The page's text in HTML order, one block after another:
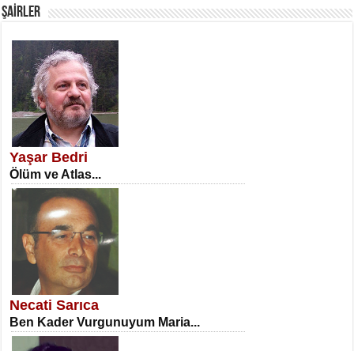
SATILMIŞ ÜMİT ÇETİNKAYA
Erkenlik...
NECLA DİLEK ARSLAN
Öğretmenler Günü Mahkemesi...
ŞAİRLER
Yaşar Bedri
Ölüm ve Atlas...
Necati Sarıca
Ben Kader Vurgunuyum Maria...